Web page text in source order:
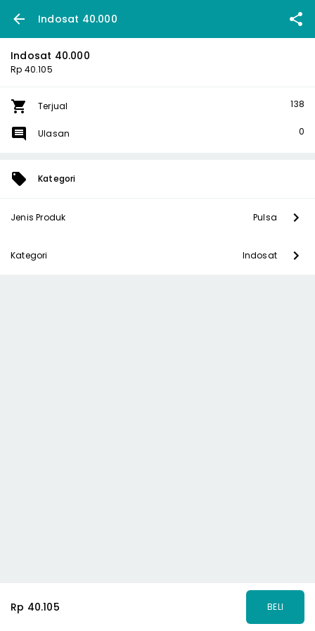
Indosat 40.000
Indosat 40.000
Rp 40.105
Terjual 138
Ulasan 0
Kategori
Jenis Produk Pulsa
Kategori Indosat
Rp 40.105 BELI